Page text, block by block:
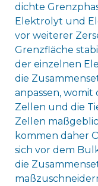
dichte
Elektrolyt und
vor weiterer
Grenzfläche
der einzelnen
die
anpassen,
Zellen und die
Zellen
kommen daher
sich vor dem
die